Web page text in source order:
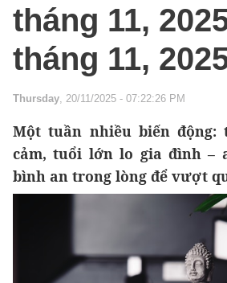
tháng 11,
tháng 11,
Thursday, 20/11/2025 - 07:22:26 PM
Một tuần nhiều biến
cảm, tuổi lớn lo gia đình –
bình an trong lòng để vượt